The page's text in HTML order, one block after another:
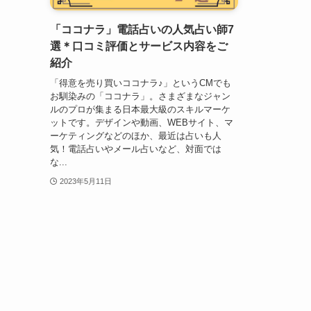
「ココナラ」電話占いの人気占い師7
選＊口コミ評価とサービス内容をご
紹介
「得意を売り買いココナラ♪」というCMでも
お馴染みの「ココナラ」。さまざまなジャン
ルのプロが集まる日本最大級のスキルマーケ
ットです。デザインや動画、WEBサイト、マ
ーケティングなどのほか、最近は占いも人
気！電話占いやメール占いなど、対面では
な...
2023年5月11日